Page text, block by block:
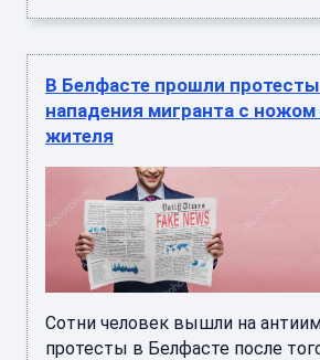
В Белфасте прошли
нападения мигранта с ножом
жителя
Сотни человек вышли на
протесты в Белфасте после